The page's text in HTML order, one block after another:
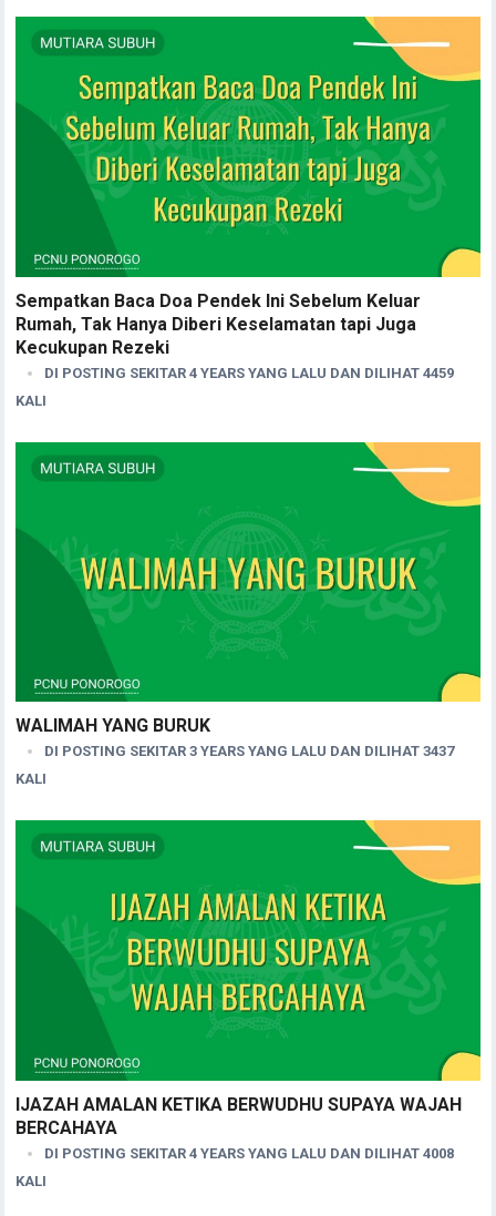
Sempatkan Baca Doa Pendek Ini Sebelum Keluar
Rumah, Tak Hanya Diberi Keselamatan tapi Juga
Kecukupan Rezeki
DI POSTING SEKITAR 4 YEARS YANG LALU DAN DILIHAT 4459
KALI
WALIMAH YANG BURUK
DI POSTING SEKITAR 3 YEARS YANG LALU DAN DILIHAT 3437
KALI
IJAZAH AMALAN KETIKA BERWUDHU SUPAYA WAJAH
BERCAHAYA
DI POSTING SEKITAR 4 YEARS YANG LALU DAN DILIHAT 4008
KALI